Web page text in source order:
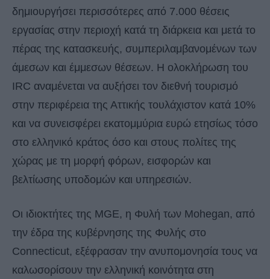
δημιουργήσει περισσότερες από 7.000 θέσεις
εργασίας στην περιοχή κατά τη διάρκεια και μετά το
πέρας της κατασκευής, συμπεριλαμβανομένων των
άμεσων και έμμεσων θέσεων. Η ολοκλήρωση του
IRC αναμένεται να αυξήσει τον διεθνή τουρισμό
στην περιφέρεια της Αττικής τουλάχιστον κατά 10%
και να συνεισφέρει εκατομμύρια ευρώ ετησίως τόσο
στο ελληνικό κράτος όσο και στους πολίτες της
χώρας με τη μορφή φόρων, εισφορών και
βελτίωσης υποδομών και υπηρεσιών.
Οι ιδιοκτήτες της MGE, η Φυλή των Mohegan, από
την έδρα της κυβέρνησης της Φυλής στο
Connecticut, εξέφρασαν την ανυπομονησία τους να
καλωσορίσουν την ελληνική κοινότητα στη